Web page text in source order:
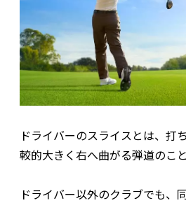
ドライバーのスライスとは、打
較的大きく右へ曲がる弾道のこ
ドライバー以外のクラブでも、